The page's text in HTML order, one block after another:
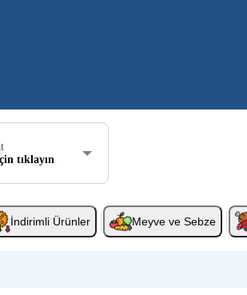
tıklayın
İndirimli Ürünler Meyve ve Sebze